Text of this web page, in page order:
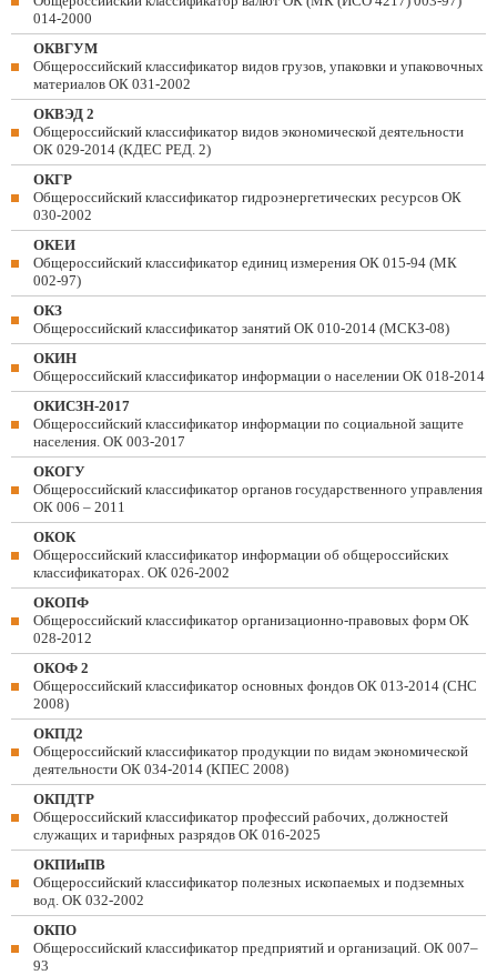
014-2000
ОКВГУМ
Общероссийский классификатор видов грузов, упаковки и упаковочных
материалов ОК 031-2002
ОКВЭД 2
Общероссийский классификатор видов экономической деятельности
ОК 029-2014 (КДЕС РЕД. 2)
ОКГР
Общероссийский классификатор гидроэнергетических ресурсов ОК
030-2002
ОКЕИ
Общероссийский классификатор единиц измерения ОК 015-94 (МК
002-97)
ОКЗ
Общероссийский классификатор занятий ОК 010-2014 (МСКЗ-08)
ОКИН
Общероссийский классификатор информации о населении ОК 018-2014
ОКИСЗН-2017
Общероссийский классификатор информации по социальной защите
населения. ОК 003-2017
ОКОГУ
Общероссийский классификатор органов государственного управления
ОК 006 – 2011
ОКОК
Общероссийский классификатор информации об общероссийских
классификаторах. ОК 026-2002
ОКОПФ
Общероссийский классификатор организационно-правовых форм ОК
028-2012
ОКОФ 2
Общероссийский классификатор основных фондов ОК 013-2014 (СНС
2008)
ОКПД2
Общероссийский классификатор продукции по видам экономической
деятельности ОК 034-2014 (КПЕС 2008)
ОКПДТР
Общероссийский классификатор профессий рабочих, должностей
служащих и тарифных разрядов ОК 016-2025
ОКПИиПВ
Общероссийский классификатор полезных ископаемых и подземных
вод. ОК 032-2002
ОКПО
Общероссийский классификатор предприятий и организаций. ОК 007–
93